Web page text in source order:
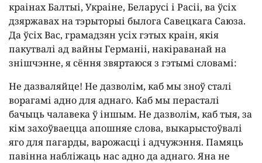
краінах Балтыі, Украіне, Беларусі і Расіі, ва ўсіх
дзяржавах на тэрыторыі былога Савецкага Саюза.
Да ўсіх Вас, грамадзян усіх гэтых краін, якія
пакутвалі ад вайны Германіі, накіраванай на
знішчэнне, я сёння звяртаюся з гэтымі словамі:
Не дазваляйце! Не дазволім, каб мы зноў сталі
ворагамі адно для аднаго. Каб мы перасталі
бачыць чалавека ў іншым. Не дазволім, каб тыя, за
кім захоўваецца апошняе слова, выкарыстоўвалі
яго для пагарды, варожасці і адчужэння. Памяць
павінна набліжаць нас адно да аднаго. Яна не